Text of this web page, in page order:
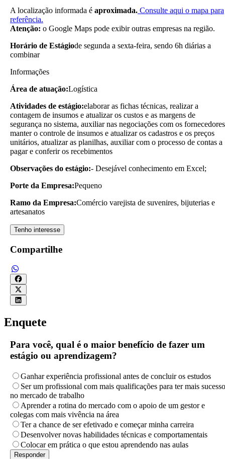
A localização informada é aproximada. Consulte aqui o mapa para
referência.
Atenção: o Google Maps pode exibir outras empresas na região.
Horário de Estágiode segunda a sexta-feira, sendo 6h diárias a
combinar
Informações
Área de atuação:Logística
Atividades de estágio:elaborar as fichas técnicas, realizar a
contagem de insumos e atualizar os custos e as margens de
segurança no sistema, auxiliar nas negociações com os
manter o controle de insumos e atualizar os cadastros e os preços
unitários, atualizar as planilhas, auxiliar com o processo de contas a
pagar e conferir os recebimentos
Observações do estágio:- Desejável conhecimento em Excel;
Porte da Empresa:Pequeno
Ramo da Empresa:Comércio varejista de suvenires, bijuterias e
artesanatos
Tenho interesse
Compartilhe
Enquete
Para você, qual é o maior benefício de fazer um
estágio ou aprendizagem?
Ganhar experiência profissional antes de concluir os estudos
Ser um profissional com mais qualificações para ter mais sucesso
no mercado de trabalho
Aprender a rotina do mercado com o apoio de um gestor e
colegas com mais vivência na área
Ter a chance de ser efetivado e começar minha carreira
Desenvolver novas habilidades técnicas e comportamentais
Colocar em prática o que estou aprendendo nas aulas